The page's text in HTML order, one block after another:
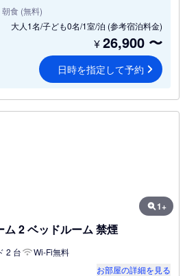
朝食 (無料)
大人1名/子ども0名/1室/泊 (参考宿泊料金)
¥26,900 〜
日時を指定して予約
1+
2 ベッドルーム 禁煙
2 台
Wi-Fi無料
お部屋の詳細を見る